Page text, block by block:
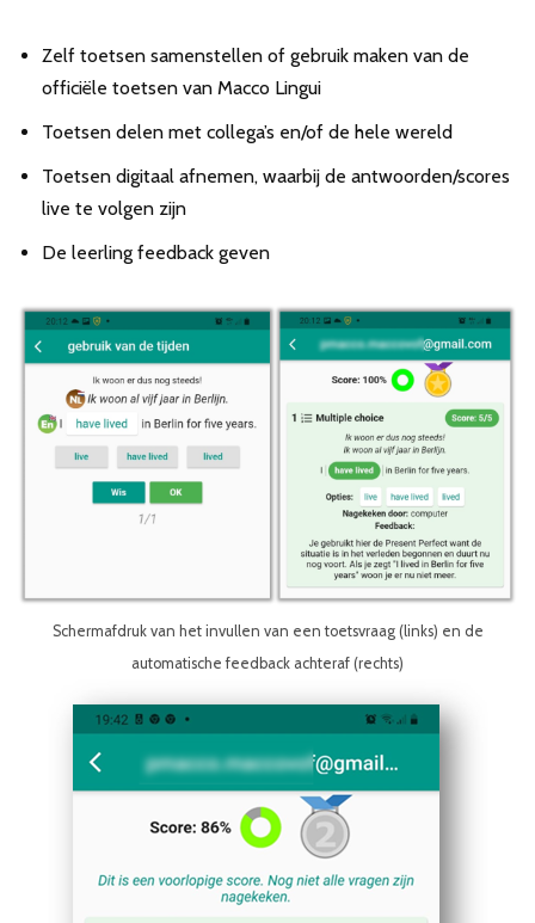
Zelf toetsen samenstellen of gebruik maken van de
officiële toetsen van Macco Lingui
Toetsen delen met collega’s en/of de hele wereld
Toetsen digitaal afnemen, waarbij de antwoorden/scores
live te volgen zijn
De leerling feedback geven
Schermafdruk van het invullen van een toetsvraag (links) en de
automatische feedback achteraf (rechts)